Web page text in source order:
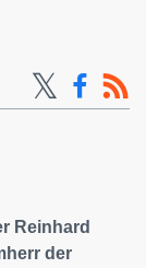
Reinhard
der